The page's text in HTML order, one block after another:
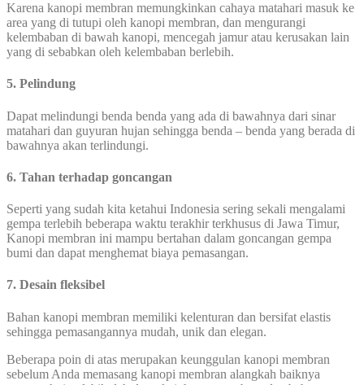
Karena kanopi membran memungkinkan cahaya matahari masuk ke
area yang di tutupi oleh kanopi membran, dan mengurangi
kelembaban di bawah kanopi, mencegah jamur atau kerusakan lain
yang di sebabkan oleh kelembaban berlebih.
5. Pelindung
Dapat melindungi benda benda yang ada di bawahnya dari sinar
matahari dan guyuran hujan sehingga benda – benda yang berada di
bawahnya akan terlindungi.
6. Tahan terhadap goncangan
Seperti yang sudah kita ketahui Indonesia sering sekali mengalami
gempa terlebih beberapa waktu terakhir terkhusus di Jawa Timur,
Kanopi membran ini mampu bertahan dalam goncangan gempa
bumi dan dapat menghemat biaya pemasangan.
7. Desain fleksibel
Bahan kanopi membran memiliki kelenturan dan bersifat elastis
sehingga pemasangannya mudah, unik dan elegan.
Beberapa poin di atas merupakan keunggulan kanopi membran
sebelum Anda memasang kanopi membran alangkah baiknya